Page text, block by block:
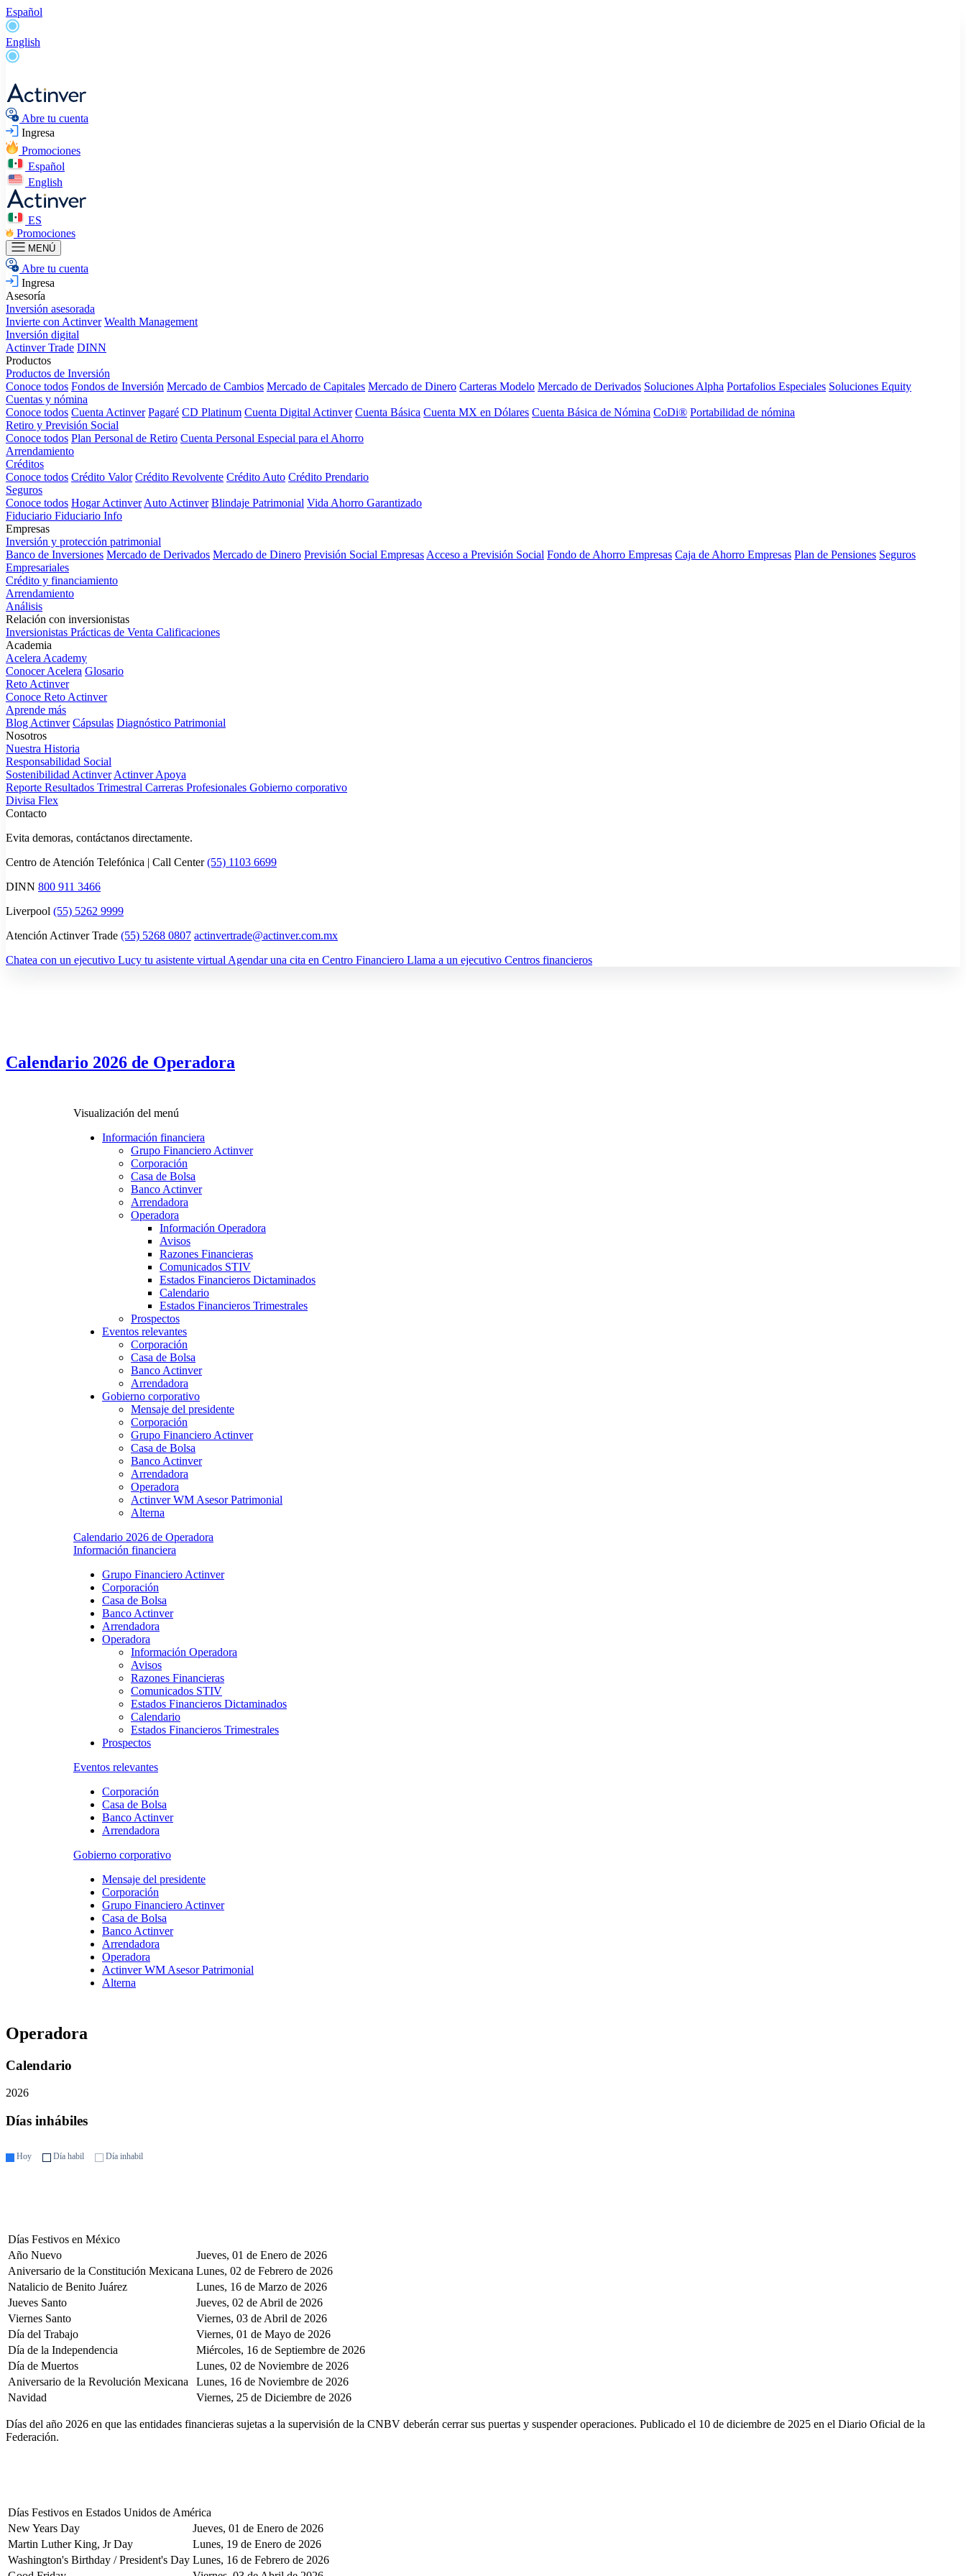
Español
English
Abre tu cuenta
Ingresa
Promociones
Español
English
ES
Promociones
MENÚ
Abre tu cuenta
Ingresa
Asesoría
Inversión asesorada
Invierte con Actinver Wealth Management
Inversión digital
Actinver Trade DINN
Productos
Productos de Inversión
Conoce todos Fondos de Inversión Mercado de Cambios Mercado de Capitales Mercado de Dinero Carteras Modelo Mercado de Derivados Soluciones Alpha Portafolios Especiales Soluciones Equity
Cuentas y nómina
Conoce todos Cuenta Actinver Pagaré CD Platinum Cuenta Digital Actinver Cuenta Básica Cuenta MX en Dólares Cuenta Básica de Nómina CoDi® Portabilidad de nómina
Retiro y Previsión Social
Conoce todos Plan Personal de Retiro Cuenta Personal Especial para el Ahorro
Arrendamiento
Créditos
Conoce todos Crédito Valor Crédito Revolvente Crédito Auto Crédito Prendario
Seguros
Conoce todos Hogar Actinver Auto Actinver Blindaje Patrimonial Vida Ahorro Garantizado
Fiduciario Fiduciario Info
Empresas
Inversión y protección patrimonial
Banco de Inversiones Mercado de Derivados Mercado de Dinero Previsión Social Empresas Acceso a Previsión Social Fondo de Ahorro Empresas Caja de Ahorro Empresas Plan de Pensiones Seguros
Empresariales
Crédito y financiamiento
Arrendamiento
Análisis
Relación con inversionistas
Inversionistas Prácticas de Venta Calificaciones
Academia
Acelera Academy
Conocer Acelera Glosario
Reto Actinver
Conoce Reto Actinver
Aprende más
Blog Actinver Cápsulas Diagnóstico Patrimonial
Nosotros
Nuestra Historia
Responsabilidad Social
Sostenibilidad Actinver Actinver Apoya
Reporte Resultados Trimestral Carreras Profesionales Gobierno corporativo
Divisa Flex
Contacto
Evita demoras, contáctanos directamente.
Centro de Atención Telefónica | Call Center(55) 1103 6699
DINN 800 911 3466
Liverpool (55) 5262 9999
Atención Actinver Trade (55) 5268 0807 actinvertrade@actinver.com.mx
Chatea con un ejecutivo Lucy tu asistente virtual Agendar una cita en Centro Financiero Llama a un ejecutivo Centros financieros
Calendario 2026 de Operadora
Visualización del menú
Información financiera
Grupo Financiero Actinver
Corporación
Casa de Bolsa
Banco Actinver
Arrendadora
Operadora
Información Operadora
Avisos
Razones Financieras
Comunicados STIV
Estados Financieros Dictaminados
Calendario
Estados Financieros Trimestrales
Prospectos
Eventos relevantes
Corporación
Casa de Bolsa
Banco Actinver
Arrendadora
Gobierno corporativo
Mensaje del presidente
Corporación
Grupo Financiero Actinver
Casa de Bolsa
Banco Actinver
Arrendadora
Operadora
Actinver WM Asesor Patrimonial
Alterna
Calendario 2026 de Operadora
Información financiera
Grupo Financiero Actinver
Corporación
Casa de Bolsa
Banco Actinver
Arrendadora
Operadora
Información Operadora
Avisos
Razones Financieras
Comunicados STIV
Estados Financieros Dictaminados
Calendario
Estados Financieros Trimestrales
Prospectos
Eventos relevantes
Corporación
Casa de Bolsa
Banco Actinver
Arrendadora
Gobierno corporativo
Mensaje del presidente
Corporación
Grupo Financiero Actinver
Casa de Bolsa
Banco Actinver
Arrendadora
Operadora
Actinver WM Asesor Patrimonial
Alterna
Operadora
Calendario
2026
Días inhábiles
Hoy Día habil Día inhabil
Días Festivos en México
Año Nuevo
Jueves, 01 de Enero de 2026
Aniversario de la Constitución Mexicana Lunes, 02 de Febrero de 2026
Natalicio de Benito Juárez
Lunes, 16 de Marzo de 2026
Jueves Santo
Jueves, 02 de Abril de 2026
Viernes Santo
Viernes, 03 de Abril de 2026
Día del Trabajo
Viernes, 01 de Mayo de 2026
Día de la Independencia
Miércoles, 16 de Septiembre de 2026
Día de Muertos
Lunes, 02 de Noviembre de 2026
Aniversario de la Revolución Mexicana
Lunes, 16 de Noviembre de 2026
Navidad
Viernes, 25 de Diciembre de 2026
Días del año 2026 en que las entidades financieras sujetas a la supervisión de la CNBV deberán cerrar sus puertas y suspender operaciones. Publicado el 10 de diciembre de 2025 en el Diario Oficial de la
Federación.
Días Festivos en Estados Unidos de América
New Years Day
Jueves, 01 de Enero de 2026
Martin Luther King, Jr Day
Lunes, 19 de Enero de 2026
Washington's Birthday / President's Day Lunes, 16 de Febrero de 2026